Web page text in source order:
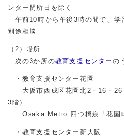
ンター閉所日を除く
午前10時から午後3時の間で、
別途相談
（2）場所
次の3か所の教育支援センターの
・教育支援センター花園
大阪市西成区花園北2－16－26
3階）
Osaka Metro 四つ橋線「花園
・教育支援センター新大阪